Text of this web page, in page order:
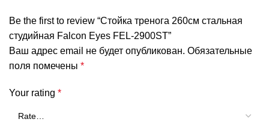
Be the first to review “Стойка тренога 260см стальная
студийная Falcon Eyes FEL-2900ST”
Ваш адрес email не будет опубликован. Обязательные
поля помечены *
Your rating *